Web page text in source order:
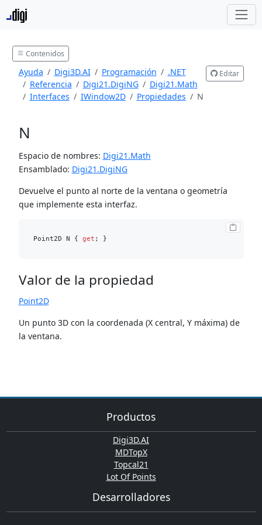
Contenidos
Ayuda Digi3D.AI Programación
.NET
Referencia
Digi21.DigiNG
Digi21.Math
Interfaces
IWindow2D Propiedades N
Editar
N
Espacio de nombres: Digi21.Math
Ensamblado: Digi21.DigiNG
Devuelve el punto al norte de la ventana o geometría
que implemente esta interfaz.
Point2D N { get
Valor de la propiedad
Point2D
Un punto 3D con la coordenada (X central, Y máxima) de
la ventana.
Productos
Digi3D.AI
MDTopX
Topcal21
Lot Of Points
Desarrolladores